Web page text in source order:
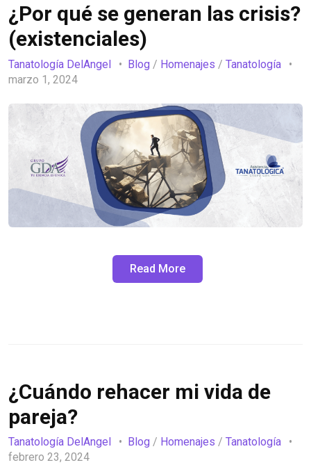
¿Por qué se generan las crisis?
(existenciales)
Tanatología DelAngel Blog / Homenajes / Tanatología
marzo 1, 2024
Read More
¿Cuándo rehacer mi vida de
pareja?
Tanatología DelAngel Blog / Homenajes / Tanatología
febrero 23, 2024